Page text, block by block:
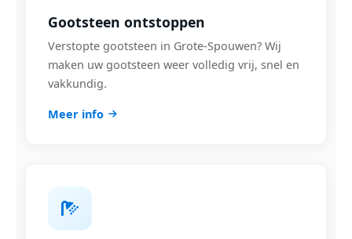
Gootsteen ontstoppen
Verstopte gootsteen in Grote-Spouwen? Wij
maken uw gootsteen weer volledig vrij, snel en
vakkundig.
Meer info